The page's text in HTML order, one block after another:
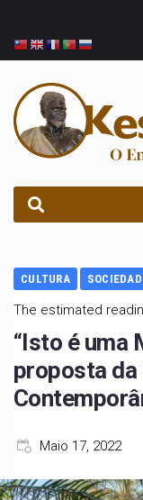
CULTURA
The estimated
“Isto é uma
proposta da
Maio 17, 2022
PROCURAR